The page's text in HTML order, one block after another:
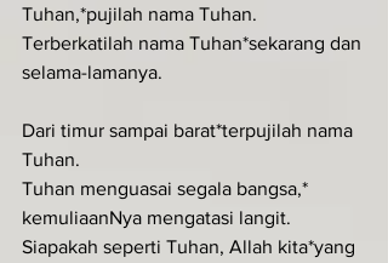
Tuhan,*pujilah nama Tuhan.
Terberkatilah nama Tuhan*sekarang dan
selama-lamanya.
Dari timur sampai barat*terpujilah nama
Tuhan.
Tuhan menguasai segala bangsa,*
kemuliaanNya mengatasi langit.
Siapakah seperti Tuhan, Allah kita*yang